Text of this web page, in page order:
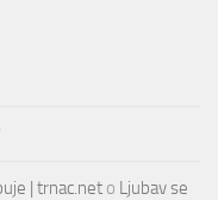
| trnac.net o Ljubav se